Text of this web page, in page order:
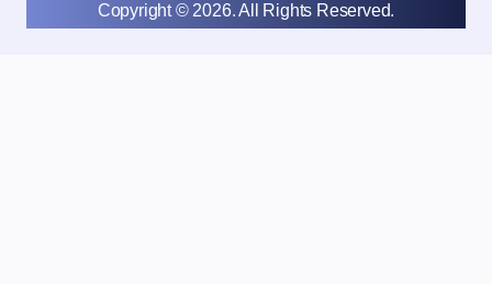
Copyright © 2026. All Rights Reserved.